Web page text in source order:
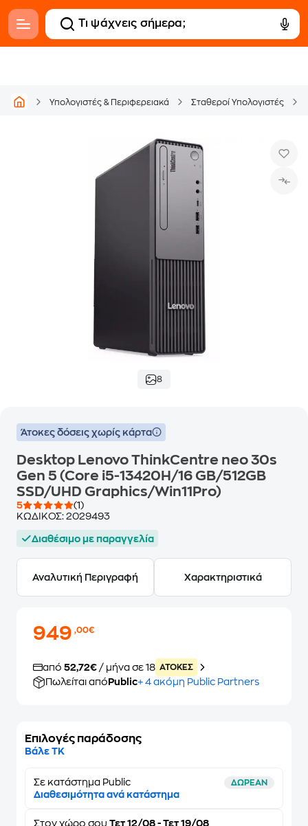
Υπολογιστές & Περιφερειακά Σταθεροί Υπολογιστές
8
Άτοκες δόσεις χωρίς κάρτα
Desktop Lenovo ThinkCentre neo 30s
Gen 5 (Core i5-13420H/16 GB/512GB
SSD/UHD Graphics/Win11Pro)
5
(1)
ΚΩΔΙΚΟΣ: 2029493
Διαθέσιμο με παραγγελία
Αναλυτική Περιγραφή Χαρακτηριστικά
949,00€
από 52,72€ / μήνα σε 18 ATOKEΣ
Πωλείται από Public+ 4 ακόμη Public Partners
Επιλογές παράδοσης
Βάλε ΤΚ
Σε κατάστημα Public ΔΩΡΕΑΝ
Διαθεσιμότητα ανά κατάστημα
Στον χώρο σου Τετ 12/08 - Τετ 19/08